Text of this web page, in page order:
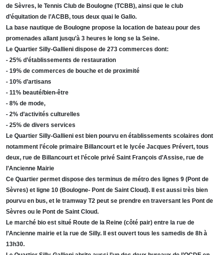
de Sèvres, le Tennis Club de Boulogne (TCBB), ainsi que le club
d’équitation de l’ACBB, tous deux quai le Gallo.
La base nautique de Boulogne propose la location de bateau pour des
promenades allant jusqu’à 3 heures le long se la Seine.
Le Quartier Silly-Gallieni dispose de 273 commerces dont:
- 25% d’établissements de restauration
- 19% de commerces de bouche et de proximité
- 10% d’artisans
- 11% beauté/bien-être
- 8% de mode,
- 2% d’activités culturelles
- 25% de divers services
Le Quartier Silly-Gallieni est bien pourvu en établissements scolaires dont
notamment l’école primaire Billancourt et le lycée Jacques Prévert, tous
deux, rue de Billancourt et l’école privé Saint François d’Assise, rue de
l’Ancienne Mairie
Ce Quartier permet dispose des terminus de métro des lignes 9 (Pont de
Sèvres) et ligne 10 (Boulogne- Pont de Saint Cloud). Il est aussi très bien
pourvu en bus, et le tramway T2 peut se prendre en traversant les Pont de
Sèvres ou le Pont de Saint Cloud.
Le marché bio est situé Route de la Reine (côté pair) entre la rue de
l’Ancienne mairie et la rue de Silly. Il est ouvert tous les samedis de 8h à
13h30.